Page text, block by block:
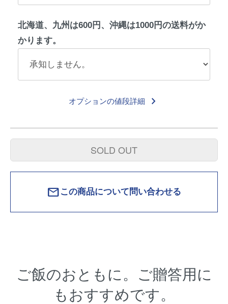
北海道、九州は600円、沖縄は1000円の送料がか
かります。
オプションの値段詳細 keyboard_arrow_right
SOLD OUT
mail この商品について問い合わせる
ご飯のおともに。ご贈答用に
もおすすめです。